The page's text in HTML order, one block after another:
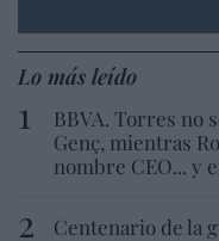
Lo más leído
BBVA. Torres no
Genç, mientras
nombre CEO... y
Centenario de la